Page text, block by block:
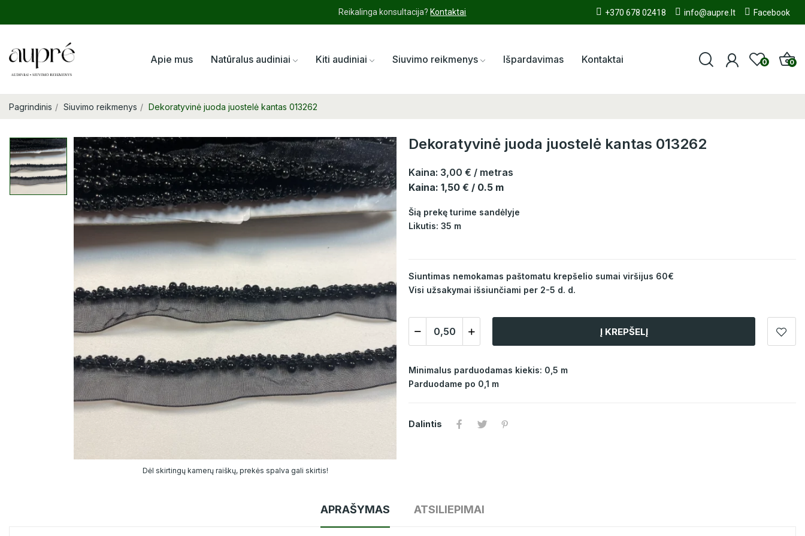
Reikalinga konsultacija? Kontaktai +370 678 02418 info@aupre.lt Facebook
Apie mus Natūralus audiniai Kiti audiniai Siuvimo reikmenys Išpardavimas Kontaktai 0 0
Pagrindinis Siuvimo reikmenys Dekoratyvinė juoda juostelė kantas 013262
Dėl skirtingų kamerų raiškų, prekės spalva gali skirtis!
Dekoratyvinė juoda juostelė kantas 013262
Kaina: 3,00 € / metras
Kaina: 1,50 € / 0.5 m
Šią prekę turime sandėlyje
Likutis: 35 m
Siuntimas nemokamas paštomatu krepšelio sumai viršijus 60€
Visi užsakymai išsiunčiami per 2-5 d. d.
Į KREPŠELĮ
Minimalus parduodamas kiekis: 0,5 m
Parduodame po 0,1 m
Dalintis
APRAŠYMAS ATSILIEPIMAI